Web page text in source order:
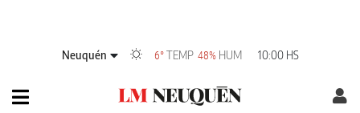
Neuquén 6° TEMP 48% HUM 10:00 HS